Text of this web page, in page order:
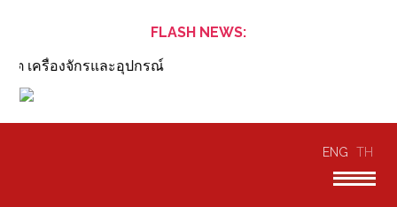
FLASH NEWS:
เครื่องจักรและอุปกรณ์
ENG TH